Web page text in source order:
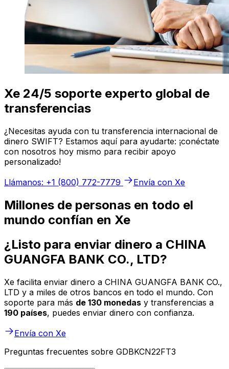
Xe 24/5 soporte experto global de
transferencias
¿Necesitas ayuda con tu transferencia internacional de
dinero SWIFT? Estamos aquí para ayudarte: ¡conéctate
con nosotros hoy mismo para recibir apoyo
personalizado!
Llámanos: +1 (800) 772-7779
Envía con Xe
Millones de personas en todo el
mundo confían en Xe
¿Listo para enviar dinero a CHINA
GUANGFA BANK CO., LTD?
Xe facilita enviar dinero a CHINA GUANGFA BANK CO.,
LTD y a miles de otros bancos en todo el mundo. Con
soporte para más de 130 monedas y transferencias a
190 países, puedes enviar dinero con confianza.
Envía con Xe
Preguntas frecuentes sobre GDBKCN22FT3